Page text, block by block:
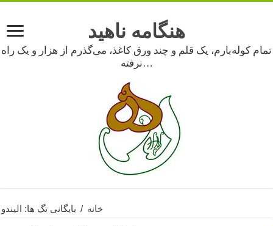
هنگامه ناهید
تمام کوله‌بارم، یک قلم و چند ورق کاغذ، می‌گذرم از هزار و یک راه
نرفته…
خانه / بایگانی تگ ها: الیندو